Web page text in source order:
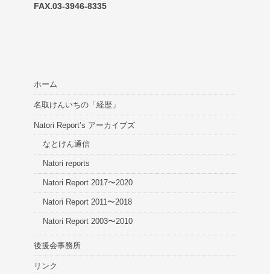
FAX.03-3946-8335
ホーム
名取けんいちの「経歴」
Natori Report’s アーカイブズ
なとけん通信
Natori reports
Natori Report 2017〜2020
Natori Report 2011〜2018
Natori Report 2003〜2010
後援会事務所
リンク